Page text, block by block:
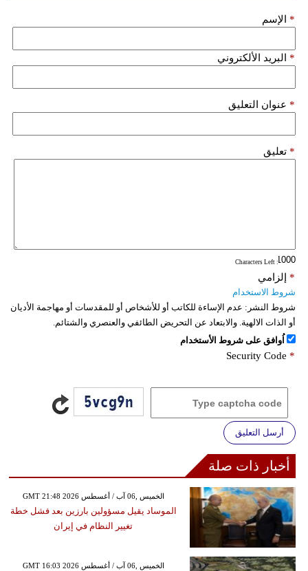
الإسم *
البريد الألكتروني *
عنوان التعليق *
تعليق *
: Characters Left
إلزامي *
شروط الاستخدام
شروط النشر: عدم الإساءة للكاتب أو للأشخاص أو للمقدسات أو مهاجمة الأديان
أو الذات الالهية. والابتعاد عن التحريض الطائفي والعنصري والشتائم.
اُوافق على شروط الأستخدام
Security Code *
أرسل التعليق
أخبار ذات صلة
GMT 21:48 2026 الخميس ,06 آب / أغسطس
الموساد يقيل مسؤولين بارزين بعد فشل خطة
تغيير النظام في إيران
GMT 16:03 2026 الخميس ,06 آب / أغسطس